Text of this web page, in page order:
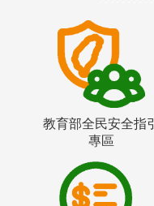
教育部全民安全指引
專區